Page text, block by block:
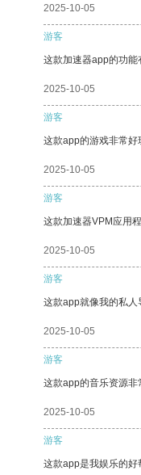
2025-10-05
游客
这款加速器app的功能
2025-10-05
游客
这款app的游戏非常好
2025-10-05
游客
这款加速器VPM应用
2025-10-05
游客
这款app就像我的私人
2025-10-05
游客
这款app的音乐资源非
2025-10-05
游客
这款app是我娱乐的好